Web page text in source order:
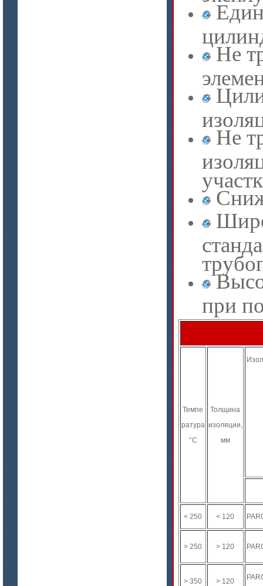
Не
Не
при
Темпе
ратура
°C
Толщина
изоляции,
мм
< 250 < 120
> 250 > 120
> 350 > 120